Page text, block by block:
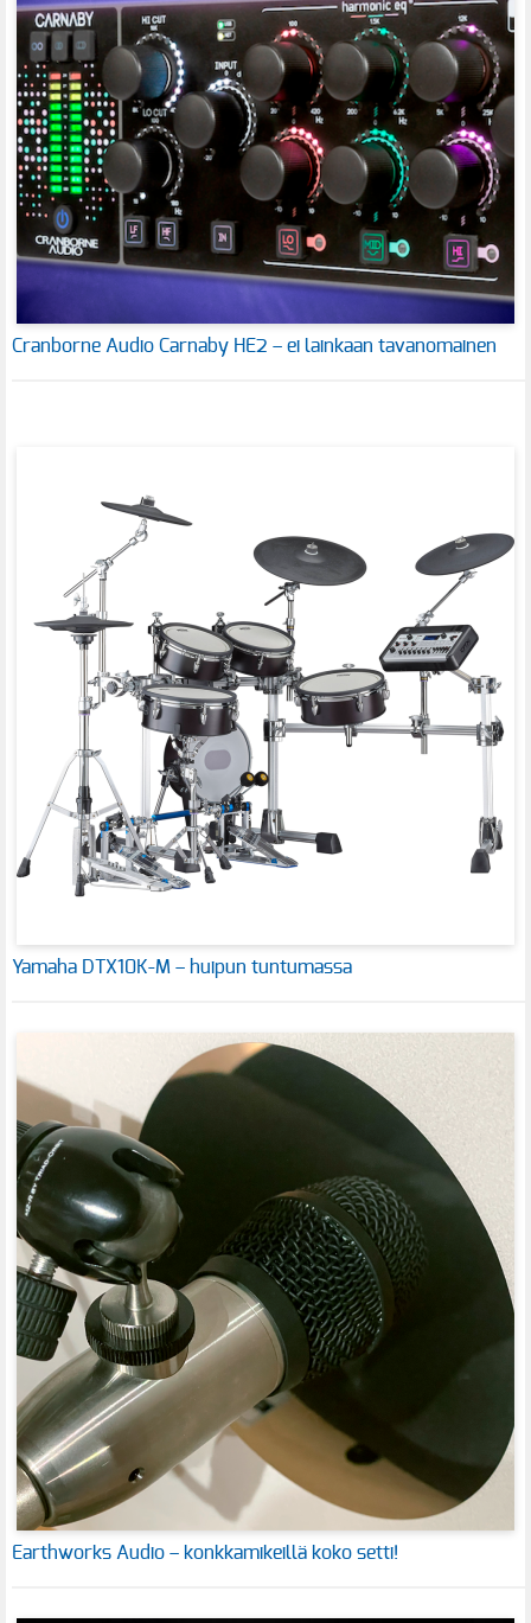
Cranborne Audio Carnaby HE2 – ei lainkaan tavanomainen
Yamaha DTX10K-M – huipun tuntumassa
Earthworks Audio – konkkamikeillä koko setti!